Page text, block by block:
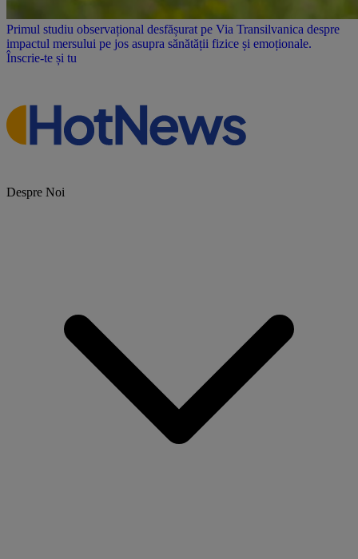
Primul studiu observațional desfășurat pe Via Transilvanica despre
impactul mersului pe jos asupra sănătății fizice și emoționale.
Înscrie-te și tu
Despre Noi